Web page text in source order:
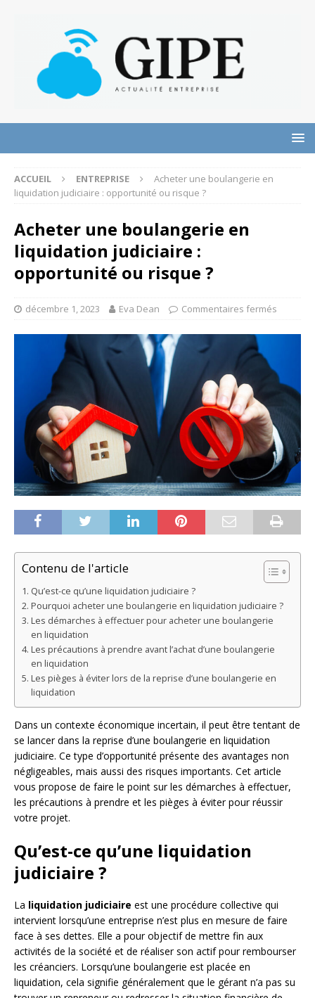
ACCUEIL ENTREPRISE
Acheter une boulangerie en
liquidation judiciaire : opportunité ou risque ?
Acheter une boulangerie en
liquidation judiciaire :
opportunité ou risque ?
décembre 1, 2023 Eva Dean Commentaires fermés
Contenu de l'article
Qu’est-ce qu’une liquidation judiciaire ?
Pourquoi acheter une boulangerie en liquidation judiciaire ?
Les démarches à effectuer pour acheter une boulangerie
en liquidation
Les précautions à prendre avant l’achat d’une boulangerie
en liquidation
Les pièges à éviter lors de la reprise d’une boulangerie en
liquidation
Dans un contexte économique incertain, il peut être tentant de
se lancer dans la reprise d’une boulangerie en liquidation
judiciaire. Ce type d’opportunité présente des avantages non
négligeables, mais aussi des risques importants. Cet article
vous propose de faire le point sur les démarches à effectuer,
les précautions à prendre et les pièges à éviter pour réussir
votre projet.
Qu’est-ce qu’une liquidation
judiciaire ?
La liquidation judiciaire est une procédure collective qui
intervient lorsqu’une entreprise n’est plus en mesure de faire
face à ses dettes. Elle a pour objectif de mettre fin aux
activités de la société et de réaliser son actif pour rembourser
les créanciers. Lorsqu’une boulangerie est placée en
liquidation, cela signifie généralement que le gérant n’a pas su